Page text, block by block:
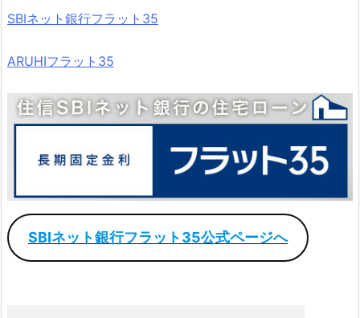
SBIネット銀行フラット35
ARUHIフラット35
SBIネット銀行フラット35公式ページへ